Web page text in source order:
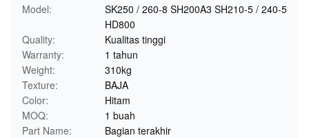
Model:
SK250 / 260-8 SH200A3 SH210-5 / 240-5
HD800
Quality:
Kualitas tinggi
Warranty:
1 tahun
Weight:
310kg
Texture:
BAJA
Color:
Hitam
MOQ:
1 buah
Part Name:
Bagian terakhir